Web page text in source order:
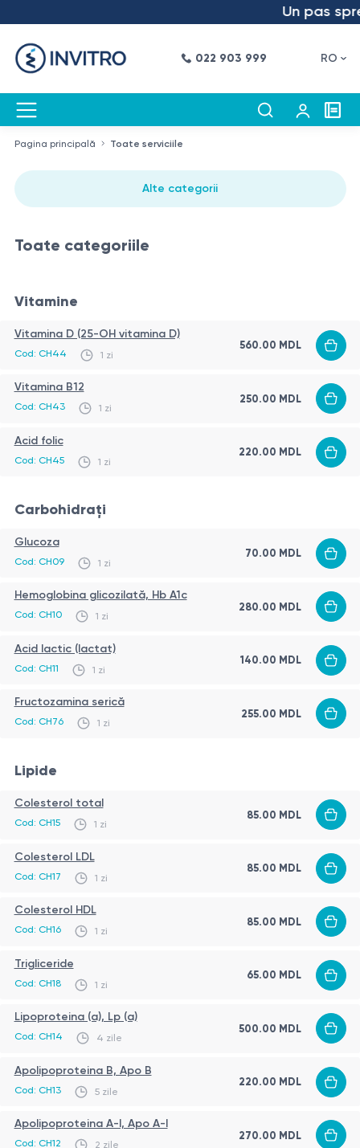
Un pas
022 903 999 RO
Pagina principală Toate serviciile
Alte categorii
Toate categoriile
Vitamine
Vitamina D (25-OH vitamina D)
Cod: CH44 1 zi
560.00 MDL
Vitamina B12
Cod: CH43 1 zi
250.00 MDL
Acid folic
Cod: CH45 1 zi
220.00 MDL
Carbohidrați
Glucoza
Cod: CH09 1 zi
70.00 MDL
Hemoglobina glicozilată, Hb A1c
Cod: CH10 1 zi
280.00 MDL
Acid lactic (lactat)
Cod: CH11 1 zi
140.00 MDL
Fructozamina serică
Cod: CH76 1 zi
255.00 MDL
Lipide
Colesterol total
Cod: CH15 1 zi
85.00 MDL
Colesterol LDL
Cod: CH17 1 zi
85.00 MDL
Colesterol HDL
Cod: CH16 1 zi
85.00 MDL
Trigliceride
Cod: CH18 1 zi
65.00 MDL
Lipoproteina (a), Lp (a)
Cod: CH14 4 zile
500.00 MDL
Apolipoproteina В, Apo B
Cod: CH13 5 zile
220.00 MDL
Apolipoproteina А-I, Apo A-I
Cod: CH12 2 zile
270.00 MDL